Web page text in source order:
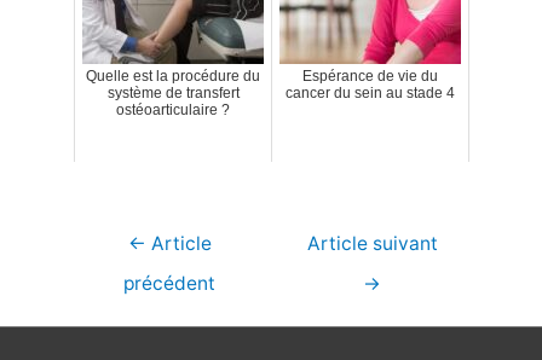
Quelle est la procédure du
système de transfert
ostéoarticulaire ?
Espérance de vie du
cancer du sein au stade 4
Navigation
← Article
précédent
Article suivant
→